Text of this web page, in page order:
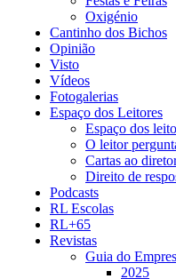
Oxigénio
Cantinho dos Bichos
Opinião
Visto
Vídeos
Fotogalerias
Espaço dos Leitores
Espaço dos
O leitor
Cartas ao
Direito de
Podcasts
RL Escolas
RL+65
Revistas
Guia do
2025